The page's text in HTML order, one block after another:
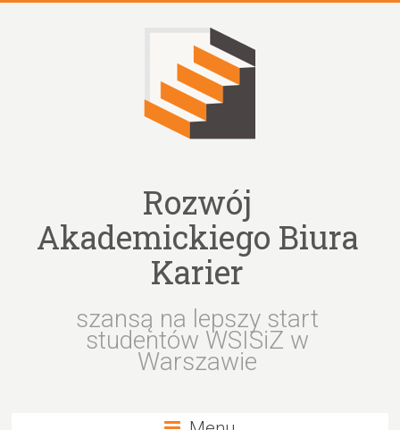
Rozwój
Akademickiego Biura
Karier
szansą na lepszy start
studentów WSISiZ w
Warszawie